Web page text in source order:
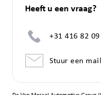
Heeft u een vraag?
+31 416 82
Stuur een mail